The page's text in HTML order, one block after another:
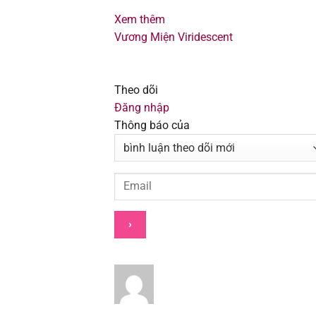
Chapter 111
Chapter 109
Chapter 108
Chapter 107
Chapter 106
Chapter 105
Chapter 104
Chapter 103
Xem thêm
Vương Miện Viridescent
Theo dõi
Đăng nhập
Thông báo của